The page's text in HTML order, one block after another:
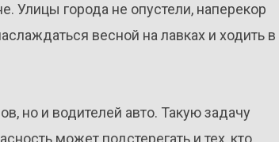
Улицы города не опустели, наперекор
весной на лавках и ходить в
но и водителей авто. Такую задачу
может подстерегать и тех, кто